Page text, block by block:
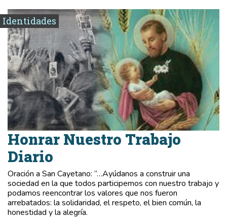
Identidades
Honrar Nuestro Trabajo
Diario
Oración a San Cayetano: “…Ayúdanos a construir una
sociedad en la que todos participemos con nuestro trabajo y
podamos reencontrar los valores que nos fueron
arrebatados: la solidaridad, el respeto, el bien común, la
honestidad y la alegría.